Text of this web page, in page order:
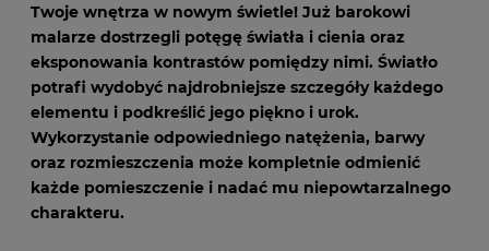
Twoje wnętrza w nowym świetle! Już barokowi
malarze dostrzegli potęgę światła i cienia oraz
eksponowania kontrastów pomiędzy nimi. Światło
potrafi wydobyć najdrobniejsze szczegóły każdego
elementu i podkreślić jego piękno i urok.
Wykorzystanie odpowiedniego natężenia, barwy
oraz rozmieszczenia może kompletnie odmienić
każde pomieszczenie i nadać mu niepowtarzalnego
charakteru.